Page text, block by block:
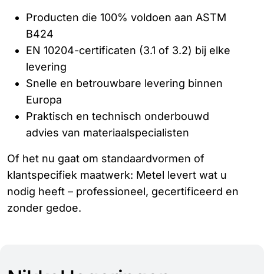
Producten die 100% voldoen aan ASTM
B424
EN 10204-certificaten (3.1 of 3.2) bij elke
levering
Snelle en betrouwbare levering binnen
Europa
Praktisch en technisch onderbouwd
advies van materiaalspecialisten
Of het nu gaat om standaardvormen of
klantspecifiek maatwerk: Metel levert wat u
nodig heeft – professioneel, gecertificeerd en
zonder gedoe.